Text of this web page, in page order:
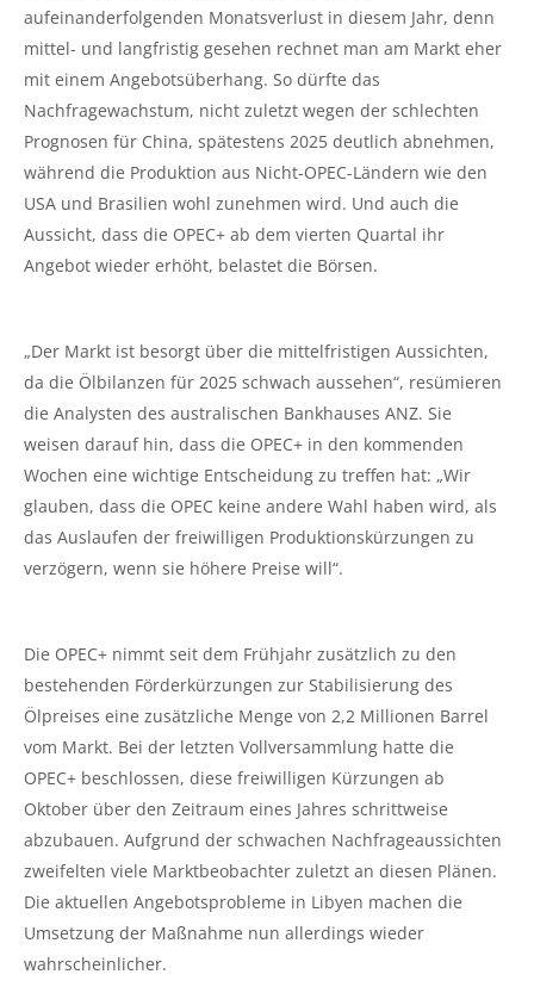
aufeinanderfolgenden Monatsverlust in diesem Jahr, denn
mittel- und langfristig gesehen rechnet man am Markt eher
mit einem Angebotsüberhang. So dürfte das
Nachfragewachstum, nicht zuletzt wegen der schlechten
Prognosen für China, spätestens 2025 deutlich abnehmen,
während die Produktion aus Nicht-OPEC-Ländern wie den
USA und Brasilien wohl zunehmen wird. Und auch die
Aussicht, dass die OPEC+ ab dem vierten Quartal ihr
Angebot wieder erhöht, belastet die Börsen.
„Der Markt ist besorgt über die mittelfristigen Aussichten,
da die Ölbilanzen für 2025 schwach aussehen“, resümieren
die Analysten des australischen Bankhauses ANZ. Sie
weisen darauf hin, dass die OPEC+ in den kommenden
Wochen eine wichtige Entscheidung zu treffen hat: „Wir
glauben, dass die OPEC keine andere Wahl haben wird, als
das Auslaufen der freiwilligen Produktionskürzungen zu
verzögern, wenn sie höhere Preise will“.
Die OPEC+ nimmt seit dem Frühjahr zusätzlich zu den
bestehenden Förderkürzungen zur Stabilisierung des
Ölpreises eine zusätzliche Menge von 2,2 Millionen Barrel
vom Markt. Bei der letzten Vollversammlung hatte die
OPEC+ beschlossen, diese freiwilligen Kürzungen ab
Oktober über den Zeitraum eines Jahres schrittweise
abzubauen. Aufgrund der schwachen Nachfrageaussichten
zweifelten viele Marktbeobachter zuletzt an diesen Plänen.
Die aktuellen Angebotsprobleme in Libyen machen die
Umsetzung der Maßnahme nun allerdings wieder
wahrscheinlicher.